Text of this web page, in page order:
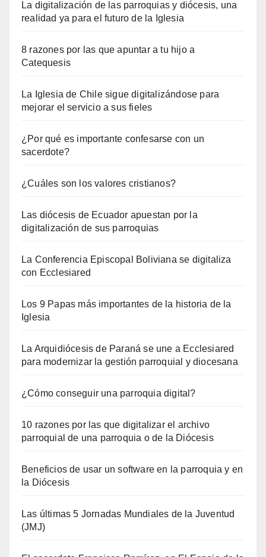
La digitalización de las parroquias y diócesis, una
realidad ya para el futuro de la Iglesia
8 razones por las que apuntar a tu hijo a
Catequesis
La Iglesia de Chile sigue digitalizándose para
mejorar el servicio a sus fieles
¿Por qué es importante confesarse con un
sacerdote?
¿Cuáles son los valores cristianos?
Las diócesis de Ecuador apuestan por la
digitalización de sus parroquias
La Conferencia Episcopal Boliviana se digitaliza
con Ecclesiared
Los 9 Papas más importantes de la historia de la
Iglesia
La Arquidiócesis de Paraná se une a Ecclesiared
para modernizar la gestión parroquial y diocesana
¿Cómo conseguir una parroquia digital?
10 razones por las que digitalizar el archivo
parroquial de una parroquia o de la Diócesis
Beneficios de usar un software en la parroquia y en
la Diócesis
Las últimas 5 Jornadas Mundiales de la Juventud
(JMJ)